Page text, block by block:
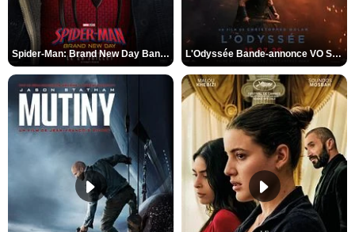
Spider-Man: Brand New Day Bande-annonce VO STFR L'Odyssée Bande-annonce VO STFR